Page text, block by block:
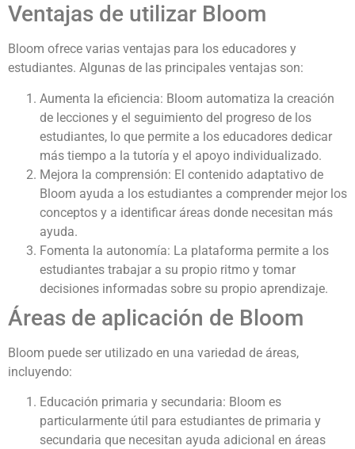
Ventajas de utilizar Bloom
Bloom ofrece varias ventajas para los educadores y
estudiantes. Algunas de las principales ventajas son:
Aumenta la eficiencia: Bloom automatiza la creación
de lecciones y el seguimiento del progreso de los
estudiantes, lo que permite a los educadores dedicar
más tiempo a la tutoría y el apoyo individualizado.
Mejora la comprensión: El contenido adaptativo de
Bloom ayuda a los estudiantes a comprender mejor los
conceptos y a identificar áreas donde necesitan más
ayuda.
Fomenta la autonomía: La plataforma permite a los
estudiantes trabajar a su propio ritmo y tomar
decisiones informadas sobre su propio aprendizaje.
Áreas de aplicación de Bloom
Bloom puede ser utilizado en una variedad de áreas,
incluyendo:
Educación primaria y secundaria: Bloom es
particularmente útil para estudiantes de primaria y
secundaria que necesitan ayuda adicional en áreas